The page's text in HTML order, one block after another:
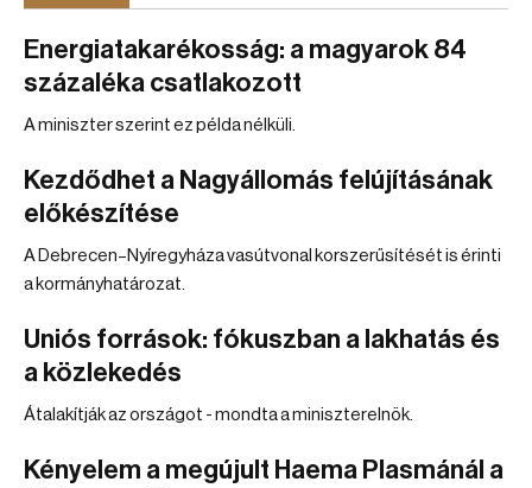
Energiatakarékosság: a magyarok 84
százaléka csatlakozott
A miniszter szerint ez példa nélküli.
Kezdődhet a Nagyállomás felújításának
előkészítése
A Debrecen–Nyíregyháza vasútvonal korszerűsítését is érinti
a kormányhatározat.
Uniós források: fókuszban a lakhatás és
a közlekedés
Átalakítják az országot - mondta a miniszterelnök.
Kényelem a megújult Haema Plasmánál a